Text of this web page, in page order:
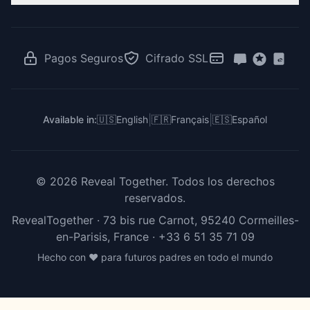
Revelación de Gemelos
Revelación en el Trabajo
RevealTogether vs Zoom
Pagos Seguros Cifrado SSL
Available in:🇺🇸English 🇫🇷Français 🇪🇸Español
© 2026 Reveal Together. Todos los derechos
reservados.
RevealTogether · 73 bis rue Carnot, 95240 Cormeilles-
en-Parisis, France · +33 6 51 35 71 09
Hecho con ❤️ para futuros padres en todo el mundo